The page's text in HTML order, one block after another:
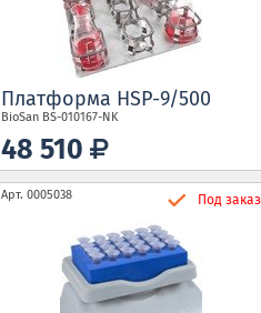
Платформа HSP-9/500
BioSan BS-010167-NK
48 510
Арт. 0005038 Под заказ